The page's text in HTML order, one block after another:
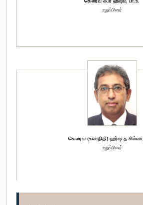
உறுப்பினர்
கௌரவ (கலாநிதி) ஹர்ஷ த சில்வா,
உறுப்பினர்